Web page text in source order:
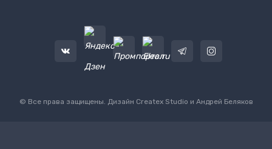
© Все права защищены. Дизайн Createx Studio и Андрей Беляков